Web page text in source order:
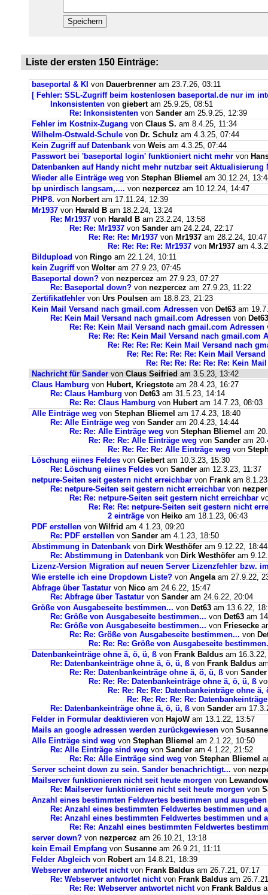
Liste der ersten 150 Einträge:
baseportal & KI von Dauerbrenner am 23.7.26, 03:11
[ Fehler: SSL-Zugriff beim kostenlosen baseportal.de nur im
Inkonsistenten von giebertam 25.9.25, 08:51
Re: Inkonsistenten von Sander am 25.9.25, 12:39
Fehler im Kostnix-Zugang von Claus S. am 8.4.25, 11:34
Wilhelm-Ostwald-Schule von Dr. Schulz am 4.3.25, 07:44
Kein Zugriff auf Datenbank von Weis am 4.3.25, 07:44
Passwort bei 'baseportal login' funktioniert nicht mehr von
Datenbanken auf Handy nicht mehr nutzbar seit Aktualisierung
Wieder alle Einträge weg von Stephan Bliemel am 30.12.24,
bp unirdisch langsam,.... von nezpercez am 10.12.24, 14:47
PHP8. von Norbertam 17.11.24, 12:39
Mr1937 von Harald B am 18.2.24, 13:24
Re: Mr1937 von Harald B am 23.2.24, 13:58
Re: Re: Mr1937 von Sander am 24.2.24, 22:17
Re: Re: Re: Mr1937 von Mr1937 am 28.2.24, 10:47
Re: Re: Re: Re: Mr1937 von Mr1937 am
Bildupload von Ringo am 22.1.24, 10:11
kein Zugriffvon Wolter am 27.9.23, 07:45
Baseportal down? von nezpercez am 27.9.23, 07:27
Re: Baseportal down? von nezpercez am 27.9.23, 11:22
Zertifikatfehler von Urs Poulsen am 18.8.23, 21:23
Kein Mail Versand nach gmail.com Adressen von Det63 am
Re: Kein Mail Versand nach gmail.com Adressen von Det63
Re: Re: Kein Mail Versand nach gmail.com Adressen
Re: Re: Re: Kein Mail Versand nach gmail.com
Re: Re: Re: Re: Kein Mail Versand nach
Re: Re: Re: Re: Re: Kein Mail
Re: Re: Re: Re: Re: Re: Kein
Nachricht für Sander von Claus Seifried am 3.5.23, 13:42
Claus Hamburg von Hubert, Kriegstote am 28.4.23, 16:27
Re: Claus Hamburg von Det63 am 31.5.23, 14:14
Re: Re: Claus Hamburg von Hubertam 14.7.23, 08:03
Alle Einträge weg von Stephan Bliemel am 17.4.23, 18:40
Re: Alle Einträge weg von Sander am 20.4.23, 14:44
Re: Re: Alle Einträge weg von Stephan Bliemel am
Re: Re: Re: Alle Einträge weg von Sander am
Re: Re: Re: Re: Alle Einträge weg von
Löschung eiines Feldes von Giebertam 10.3.23, 15:30
Re: Löschung eiines Feldes von Sander am 12.3.23, 11:37
netpure-Seiten seit gestern nicht erreichbar von Frank am
Re: netpure-Seiten seit gestern nicht erreichbar von
Re: Re: netpure-Seiten seit gestern nicht erreichbar
Re: Re: Re: netpure-Seiten seit gestern nicht
2 einträge von Heiko am 18.1.23, 06:43
PDF erstellen von Wilfrid am 4.1.23, 09:20
Re: PDF erstellen von Sander am 4.1.23, 18:50
Abstimmung in Datenbank von Dirk Westhöfer am 9.12.22, 18:44
Re: Abstimmung in Datenbank von Dirk Westhöfer am
Lizenz-Version Migration auf neuen Server Lizenzfehler bzw.
Wie erstelle ich eine Dropdown Liste? von Angela am 27.9.22,
Abfrage über Tastatur von Nico am 24.6.22, 15:47
Re: Abfrage über Tastatur von Sander am 24.6.22, 20:04
Größe von Ausgabeseite bestimmen... von Det63 am 13.6.22,
Re: Größe von Ausgabeseite bestimmen... von Det63 am
Re: Größe von Ausgabeseite bestimmen... von Friesecke
Re: Re: Größe von Ausgabeseite bestimmen... von
Re: Re: Re: Größe von Ausgabeseite
Datenbankeinträge ohne ä, ö, ü, ß von Frank Baldus am
Re: Datenbankeinträge ohne ä, ö, ü, ß von Frank Baldus
Re: Re: Datenbankeinträge ohne ä, ö, ü, ß von Sander
Re: Re: Re: Datenbankeinträge ohne ä, ö, ü, ß
Re: Re: Re: Re: Datenbankeinträge ohne ä,
Re: Re: Re: Re: Re:
Re: Datenbankeinträge ohne ä, ö, ü, ß von Sander am
Felder in Formular deaktivieren von HajoWam 13.1.22, 13:57
Mails an google adressen werden zurückgewiesen von Susanne
Alle Einträge sind weg von Stephan Bliemel am 2.1.22, 10:50
Re: Alle Einträge sind weg von Sander am 4.1.22, 21:52
Re: Re: Alle Einträge sind weg von Stephan Bliemel
Server scheint down zu sein. Sander benachrichtigt... von
Mailserver funktionieren nicht seit heute morgen von
Re: Mailserver funktionieren nicht seit heute morgen von
Anzahl eines bestimmten Feldwertes bestimmen und ausgeben
Re: Anzahl eines bestimmten Feldwertes bestimmen und
Re: Anzahl eines bestimmten Feldwertes bestimmen und
Re: Re: Anzahl eines bestimmten Feldwertes
server down? von nezpercez am 26.10.21, 13:18
kein Email Empfang von Susanne am 26.9.21, 11:11
Felder Abgleich von Robertam 14.8.21, 18:39
Webserver antwortet nichtvon Frank Baldus am 26.7.21, 07:17
Re: Webserver antwortet nichtvon Frank Baldus am
Re: Re: Webserver antwortet nichtvon Frank Baldus